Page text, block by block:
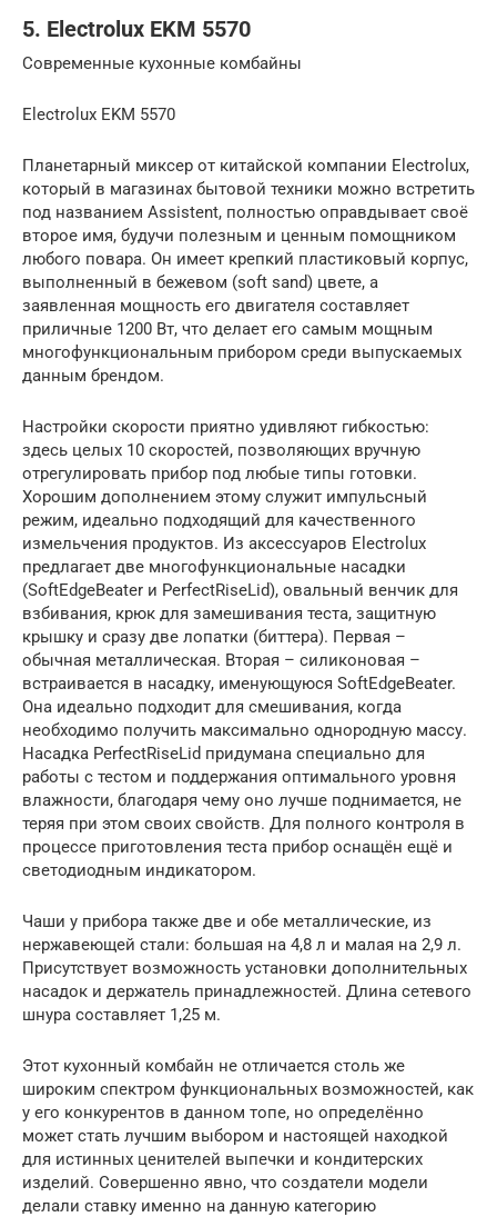
5. Electrolux EKM 5570
Современные кухонные комбайны
Electrolux EKM 5570
Планетарный миксер от китайской компании Electrolux,
который в магазинах бытовой техники можно встретить
под названием Assistent, полностью оправдывает своё
второе имя, будучи полезным и ценным помощником
любого повара. Он имеет крепкий пластиковый корпус,
выполненный в бежевом (soft sand) цвете, а
заявленная мощность его двигателя составляет
приличные 1200 Вт, что делает его самым мощным
многофункциональным прибором среди выпускаемых
данным брендом.
Настройки скорости приятно удивляют гибкостью:
здесь целых 10 скоростей, позволяющих вручную
отрегулировать прибор под любые типы готовки.
Хорошим дополнением этому служит импульсный
режим, идеально подходящий для качественного
измельчения продуктов. Из аксессуаров Electrolux
предлагает две многофункциональные насадки
(SoftEdgeBeater и PerfectRiseLid), овальный венчик для
взбивания, крюк для замешивания теста, защитную
крышку и сразу две лопатки (биттера). Первая –
обычная металлическая. Вторая – силиконовая –
встраивается в насадку, именующуюся SoftEdgeBeater.
Она идеально подходит для смешивания, когда
необходимо получить максимально однородную массу.
Насадка PerfectRiseLid придумана специально для
работы с тестом и поддержания оптимального уровня
влажности, благодаря чему оно лучше поднимается, не
теряя при этом своих свойств. Для полного контроля в
процессе приготовления теста прибор оснащён ещё и
светодиодным индикатором.
Чаши у прибора также две и обе металлические, из
нержавеющей стали: большая на 4,8 л и малая на 2,9 л.
Присутствует возможность установки дополнительных
насадок и держатель принадлежностей. Длина сетевого
шнура составляет 1,25 м.
Этот кухонный комбайн не отличается столь же
широким спектром функциональных возможностей, как
у его конкурентов в данном топе, но определённо
может стать лучшим выбором и настоящей находкой
для истинных ценителей выпечки и кондитерских
изделий. Совершенно явно, что создатели модели
делали ставку именно на данную категорию